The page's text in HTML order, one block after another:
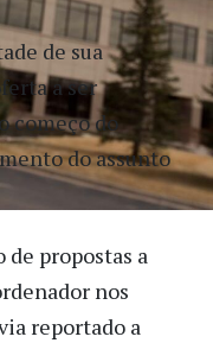
de sua
a ser
começo do
do assunto
de propostas a
nos
reportado a